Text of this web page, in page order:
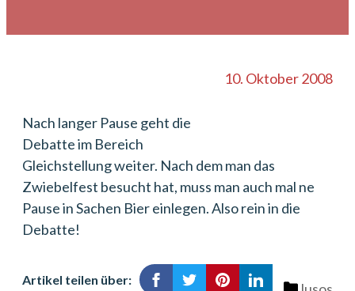
10. Oktober 2008
Nach langer Pause geht die
Debatte im Bereich
Gleichstellung weiter. Nach dem man das
Zwiebelfest besucht hat, muss man auch mal ne
Pause in Sachen Bier einlegen. Also rein in die
Debatte!
Artikel teilen über: